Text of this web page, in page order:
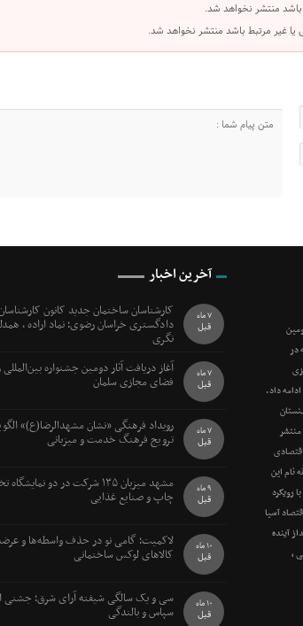
باشد منتشر نخواهد شد.
یا غیر مرتبط باشد منتشر نخواهد شد.
در
داد.
رویکرد
آسیا
آینده
،
آخرین اخبار
کارشناسان ساختمان جدید کانون
دادگستری خراسان رضوی؛ نماد اراده ،
نگری
7 ماه
قبل
آغاز دریافت آثار دومین جشنواره بین‌المللی
فضای مجازی سلمان 7 ماه
قبل
رویداد فرهنگی «نشان مشهدالرضا(ع)»
ترویج فرهنگ خدمت و میزبانی 7 ماه
قبل
مشهد میزبان ۱۳۵ شرکت در دو
چاپ و صنایع غذایی 9 ماه
قبل
لاکمیت؛ گامی نو در حذف واسطه‌ها و
کالاهای لوکس ساختمانی 10 ماه
قبل
سی و یک سالگی شیفته آرای شرق؛
سپاس و بالندگی 10 ماه
قبل